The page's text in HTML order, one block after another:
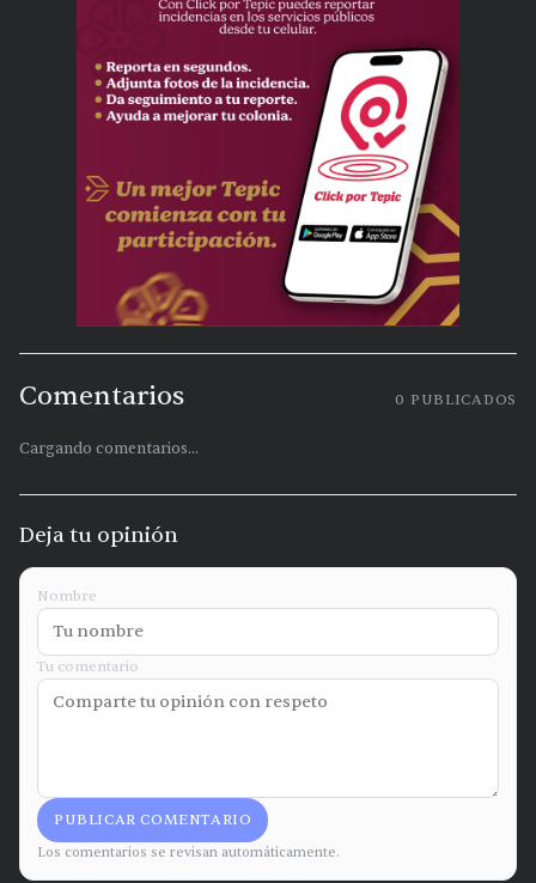
Comentarios 0 PUBLICADOS
Cargando comentarios...
Deja tu opinión
Nombre
Tu comentario
PUBLICAR COMENTARIO
Los comentarios se revisan automáticamente.